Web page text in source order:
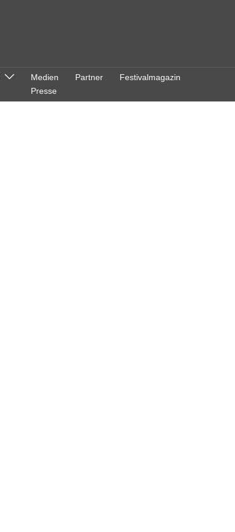
Medien
Presse
Partner Festivalmagazin